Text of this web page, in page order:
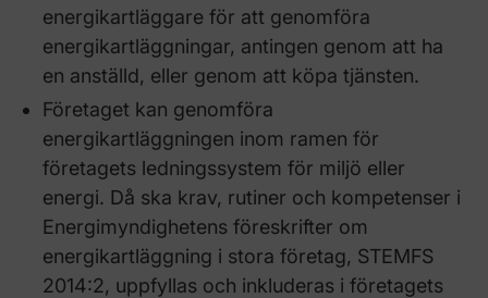
energikartläggare för att genomföra
energikartläggningar, antingen genom att ha
en anställd, eller genom att köpa tjänsten.
Företaget kan genomföra
energikartläggningen inom ramen för
företagets ledningssystem för miljö eller
energi. Då ska krav, rutiner och kompetenser i
Energimyndighetens föreskrifter om
energikartläggning i stora företag, STEMFS
2014:2, uppfyllas och inkluderas i företagets